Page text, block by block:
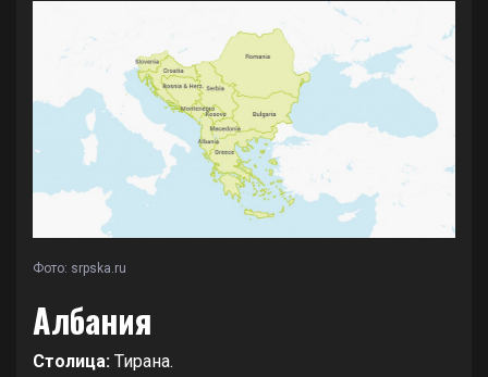
Фото: srpska.ru
Албания
Столица: Тирана.